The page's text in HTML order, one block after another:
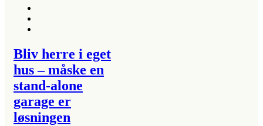
Bliv herre i eget
hus – måske en
stand-alone
garage er
løsningen